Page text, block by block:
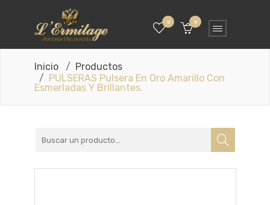
0 0
Inicio
Productos
PULSERAS Pulsera En Oro Amarillo Con
Esmerladas Y Brillantes.